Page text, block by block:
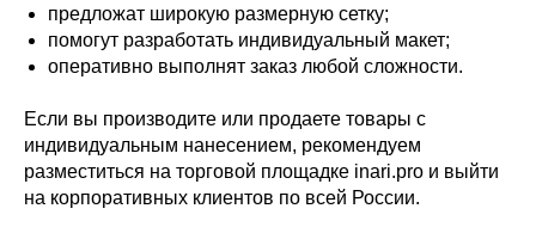
предложат широкую размерную сетку;
помогут разработать индивидуальный макет;
оперативно выполнят заказ любой сложности.
Если вы производите или продаете товары с
индивидуальным нанесением, рекомендуем
разместиться на торговой площадке inari.pro и выйти
на корпоративных клиентов по всей России.